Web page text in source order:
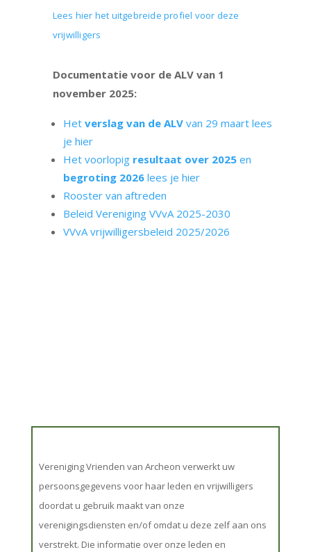
Lees hier het uitgebreide profiel voor deze
vrijwilligers
Documentatie voor de ALV van 1
november 2025:
Het verslag van de ALVvan 29 maart lees
je hier
Het voorlopig resultaat over 2025en
begroting 2026lees je hier
Rooster van aftreden
Beleid Vereniging VVvA 2025-2030
VVvA vrijwilligersbeleid 2025/2026
Vereniging Vrienden van Archeon verwerkt uw
persoonsgegevens voor haar leden en vrijwilligers
doordat u gebruik maakt van onze
verenigingsdiensten en/of omdat u deze zelf aan ons
verstrekt. Die informatie over onze leden en